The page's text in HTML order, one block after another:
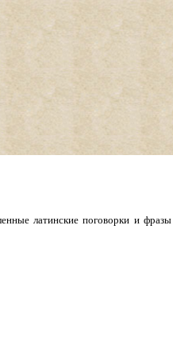
латинские поговорки и фразы